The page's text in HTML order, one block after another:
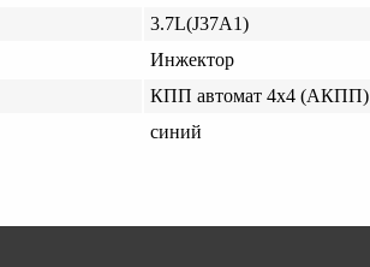
3.7L(J37A1)
Инжектор
КПП автомат 4х4 (АКПП)
синий